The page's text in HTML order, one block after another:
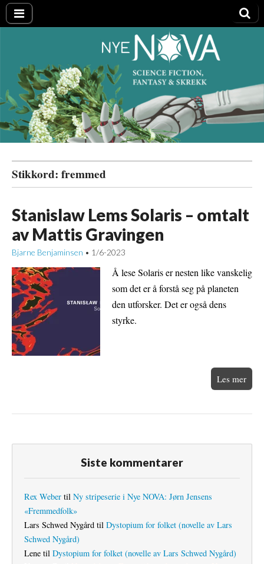
Nye NOVA
Stikkord: fremmed
Stanislaw Lems Solaris – omtalt
av Mattis Gravingen
Bjarne Benjaminsen • 1/6-2023
Å lese Solaris er nesten like vanskelig
som det er å forstå seg på planeten
den utforsker. Det er også dens
styrke.
Les mer
Siste kommentarer
Rex Weber til Ny stripeserie i Nye NOVA: Jørn Jensens
«Fremmedfolk»
Lars Schwed Nygård til Dystopium for folket (novelle av Lars
Schwed Nygård)
Lene til Dystopium for folket (novelle av Lars Schwed Nygård)